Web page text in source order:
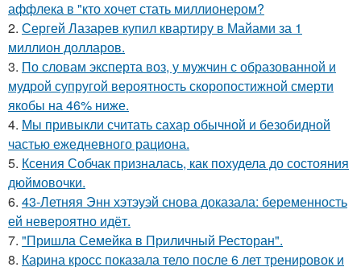
аффлека в "кто хочет стать миллионером?
2. Сергей Лазарев купил квартиру в Майами за 1
миллион долларов.
3. По словам эксперта воз, у мужчин с образованной и
мудрой супругой вероятность скоропостижной смерти
якобы на 46% ниже.
4. Мы привыкли считать сахар обычной и безобидной
частью ежедневного рациона.
5. Ксения Собчак призналась, как похудела до состояния
дюймовочки.
6. 43-Летняя Энн хэтэуэй снова доказала: беременность
ей невероятно идёт.
7. "Пришла Семейка в Приличный Ресторан".
8. Карина кросс показала тело после 6 лет тренировок и